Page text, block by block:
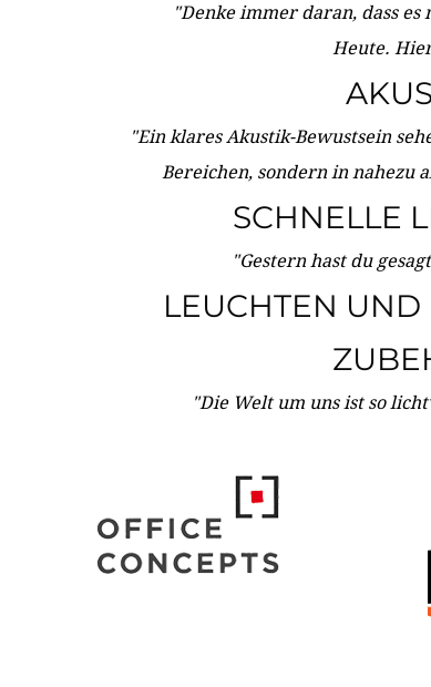
"Denke immer daran, dass
Heute.
"Ein klares Akustik-Bewustsein
Bereichen, sondern in nahezu
SCHNELLE
"Gestern hast du
LEUCHTEN UND
"Die Welt um uns ist so